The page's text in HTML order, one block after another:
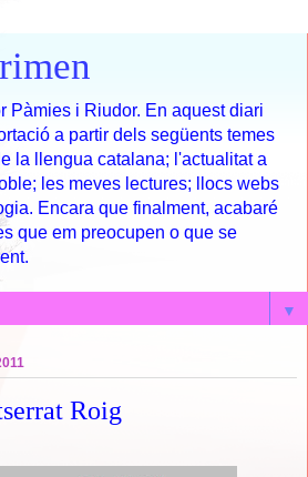
Pàmies i Riudor. En aquest diari
a partir dels següents temes
la llengua catalana; l'actualitat a
les meves lectures; llocs webs
Encara que finalment, acabaré
que em preocupen o que se
▼
Roig